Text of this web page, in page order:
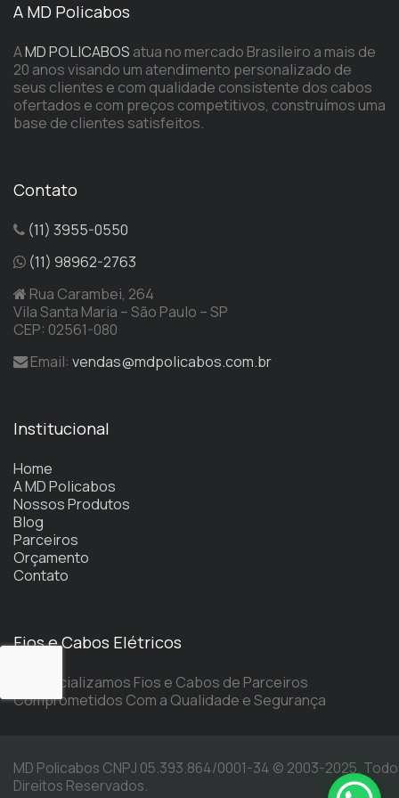
A MD Policabos
AMD POLICABOS atua no mercado Brasileiro a mais de
20 anos visando um atendimento personalizado de
seus clientes e com qualidade consistente dos cabos
ofertados e com preços competitivos, construímos uma
base de clientes satisfeitos.
Contato
(11) 3955-0550
(11) 98962-2763
Rua Carambei, 264
Vila Santa Maria – São Paulo – SP
CEP: 02561-080
Email: vendas@mdpolicabos.com.br
Institucional
Home
A MD Policabos
Nossos Produtos
Blog
Parceiros
Orçamento
Contato
Fios e Cabos Elétricos
Comercializamos Fios e Cabos de Parceiros
Comprometidos Com a Qualidade e Segurança
MD Policabos CNPJ 05.393.864/0001-34 © 2003-2025.
Direitos Reservados.